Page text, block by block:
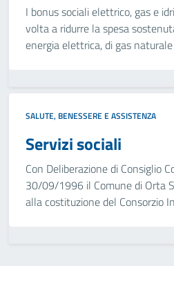
I bonus sociali elettrico, gas e
volta a ridurre la spesa
energia elettrica, di gas naturale
SALUTE, BENESSERE E ASSISTENZA
Servizi sociali
Con Deliberazione di Consiglio
30/09/1996 il Comune di Orta
alla costituzione del Consorzio